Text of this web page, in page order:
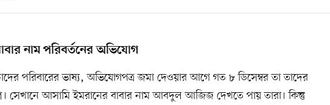
নাম পরিবর্তনের অভিযোগ
পরিবারের ভাষ্য, অভিযোগপত্র জমা দেওয়ার আগে গত ৮ ডিসেম্বর তা তাদের
সেখানে আসামি ইমরানের বাবার নাম আবদুল আজিজ দেখতে পায় তারা। কিন্তু